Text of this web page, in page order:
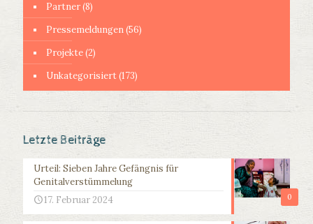
Partner(8)
Pressemeldungen(56)
Projekte(2)
Unkategorisiert(173)
Letzte Beiträge
0
Urteil: Sieben Jahre Gefängnis für
Genitalverstümmelung
17. Februar 2024